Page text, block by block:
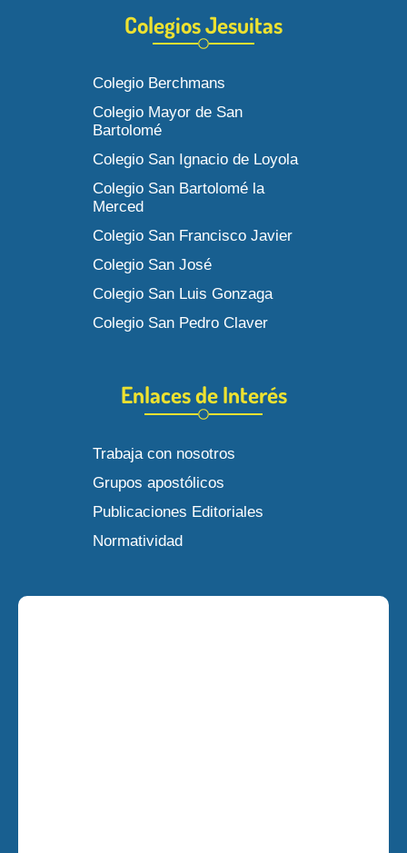
Colegios Jesuitas
Colegio Berchmans
Colegio Mayor de San
Bartolomé
Colegio San Ignacio de Loyola
Colegio San Bartolomé la
Merced
Colegio San Francisco Javier
Colegio San José
Colegio San Luis Gonzaga
Colegio San Pedro Claver
Enlaces de Interés
Trabaja con nosotros
Grupos apostólicos
Publicaciones Editoriales
Normatividad